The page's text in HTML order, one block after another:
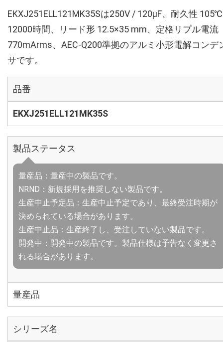
EKXJ251ELL121MK35Sは250V / 120µF、耐久性 105℃
12000時間、リード形 12.5×35 mm、定格リプル電流
770mArms、AEC-Q200準拠のアルミ小形電解コンデ
サです。
品番
EKXJ251ELL121MK35S
製品ステータス
量産品：量産中の製品です。
NRND：新規採用を推奨しない製品です。
生産中止予定品：生産中止予定であり、最終受注時期が
決められている場合があります。
生産中止品：生産終了し、受注していない製品です。
開発中：開発中の製品です。製品仕様は予告なく変更さ
れる場合があります。
量産品
シリーズ名